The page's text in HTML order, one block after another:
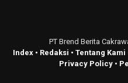
PT Brend Berita
Index • Redaksi • Tentang Kami
Privacy Policy•